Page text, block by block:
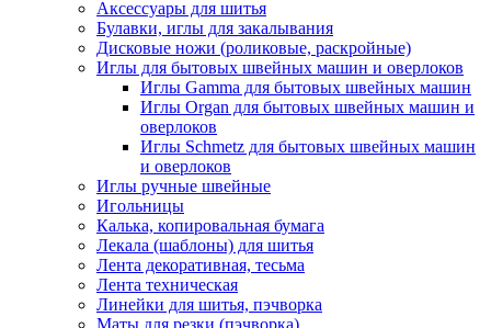
Аксессуары для шитья
Булавки, иглы для закалывания
Дисковые ножи (роликовые, раскройные)
Иглы для бытовых швейных машин и оверлоков
Иглы Gamma для бытовых швейных машин
Иглы Organ для бытовых швейных машин и
оверлоков
Иглы Schmetz для бытовых швейных машин
и оверлоков
Иглы ручные швейные
Игольницы
Калька, копировальная бумага
Лекала (шаблоны) для шитья
Лента декоративная, тесьма
Лента техническая
Линейки для шитья, пэчворка
Маты для резки (пэчворка)